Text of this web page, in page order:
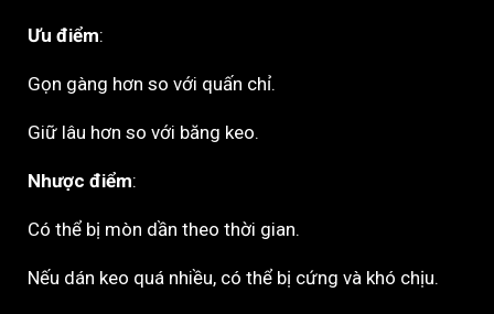
Ưu điểm:
Gọn gàng hơn so với quấn chỉ.
Giữ lâu hơn so với băng keo.
Nhược điểm:
Có thể bị mòn dần theo thời gian.
Nếu dán keo quá nhiều, có thể bị cứng và khó chịu.